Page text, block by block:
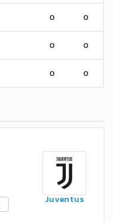
0 0
0 0
0 0
Juventus